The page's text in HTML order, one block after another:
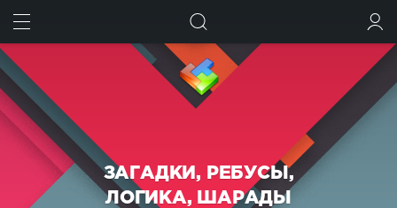
ЗАГАДКИ, РЕБУСЫ,
ЛОГИКА, ШАРАДЫ